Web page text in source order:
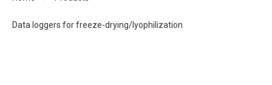
Data loggers for freeze-drying/lyophilization